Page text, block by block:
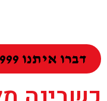
דברו איתנו 1-800-220-999